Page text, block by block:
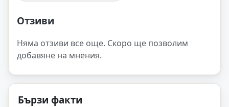
Отзиви
Няма отзиви все още. Скоро ще позволим
добавяне на мнения.
Бързи факти